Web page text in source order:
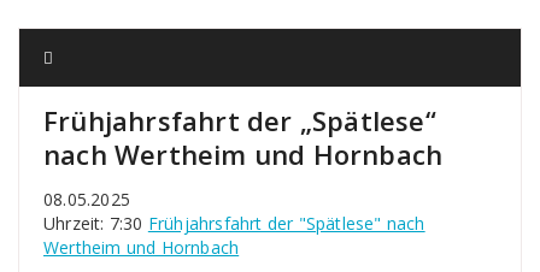
Frühjahrsfahrt der „Spätlese“
nach Wertheim und Hornbach
08.05.2025
Uhrzeit: 7:30 Frühjahrsfahrt der "Spätlese" nach
Wertheim und Hornbach